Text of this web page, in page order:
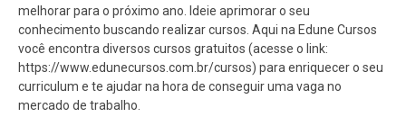
melhorar para o próximo ano. Ideie aprimorar o seu
conhecimento buscando realizar cursos. Aqui na Edune Cursos
você encontra diversos cursos gratuitos (acesse o link:
https://www.edunecursos.com.br/cursos) para enriquecer o seu
curriculum e te ajudar na hora de conseguir uma vaga no
mercado de trabalho.